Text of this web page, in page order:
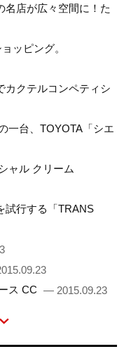
名店が広々空間に！た
ッピング。
カクテルコンペティシ
一台、TOYOTA「シエ
ャル クリーム
試行する「TRANS
ス CC — 2015.09.23